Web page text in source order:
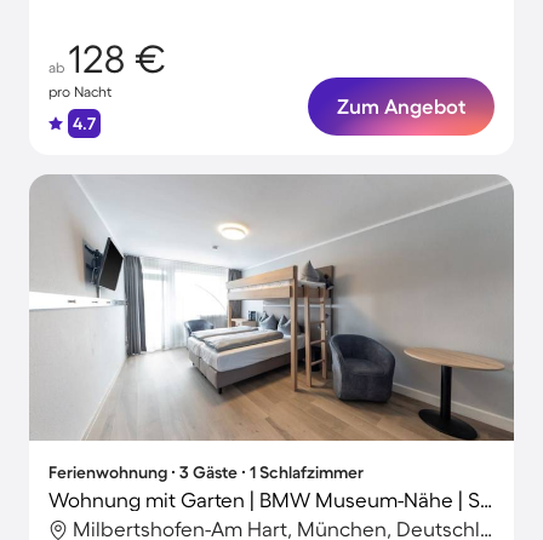
ab 128 €
pro Nacht
4.7
Zum Angebot
Ferienwohnung ∙ 3 Gäste ∙ 1 Schlafzimmer
Wohnung mit Garten | BMW Museum-Nähe | Stadtblick
Milbertshofen-Am Hart, München, Deutschland